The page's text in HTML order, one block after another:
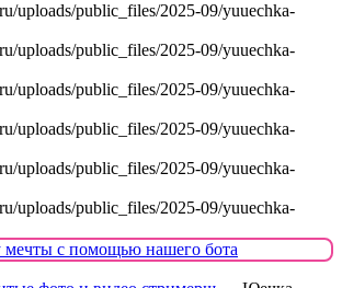
uploads/public_files/2025-09/yuuechka-
uploads/public_files/2025-09/yuuechka-
uploads/public_files/2025-09/yuuechka-
uploads/public_files/2025-09/yuuechka-
uploads/public_files/2025-09/yuuechka-
uploads/public_files/2025-09/yuuechka-